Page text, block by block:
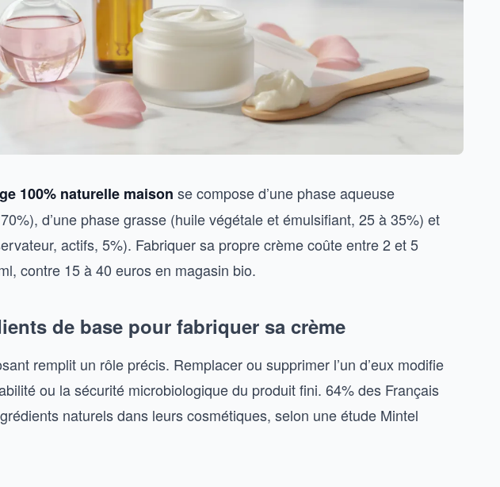
100% naturelle maison se compose d’une phase aqueuse
d’une phase grasse (huile végétale et émulsifiant, 25 à 35%) et
actifs, 5%). Fabriquer sa propre crème coûte entre 2 et 5
contre 15 à 40 euros en magasin bio.
de base pour fabriquer sa crème
remplit un rôle précis. Remplacer ou supprimer l’un d’eux modifie
ou la sécurité microbiologique du produit fini. 64% des Français
naturels dans leurs cosmétiques, selon une étude Mintel